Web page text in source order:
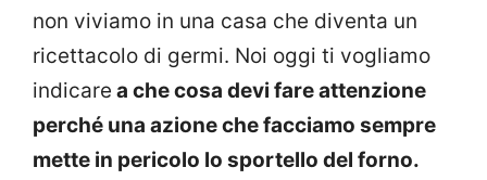
non viviamo in una casa che diventa un
ricettacolo di germi. Noi oggi ti vogliamo
indicare a che cosa devi fare attenzione
perché una azione che facciamo sempre
mette in pericolo lo sportello del forno.